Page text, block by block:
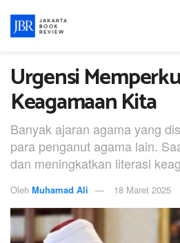
Urgensi
Keagamaan Kita
Banyak ajaran agama yang
para penganut agama lain.
dan meningkatkan literasi
Oleh Muhamad Ali 18 Maret 2025